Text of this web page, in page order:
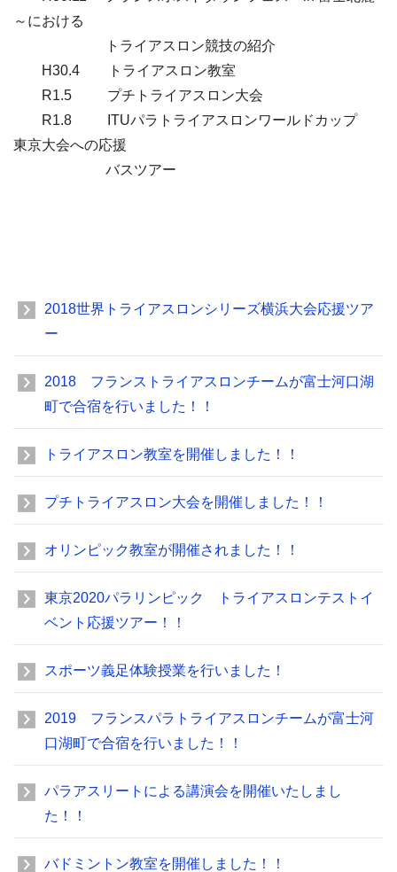
～における
トライアスロン競技の紹介
H30.4 トライアスロン教室
R1.5 プチトライアスロン大会
R1.8 ITUパラトライアスロンワールドカップ
東京大会への応援
バスツアー
2018世界トライアスロンシリーズ横浜大会応援ツア
ー
2018 フランストライアスロンチームが富士河口湖
町で合宿を行いました！！
トライアスロン教室を開催しました！！
プチトライアスロン大会を開催しました！！
オリンピック教室が開催されました！！
東京2020パラリンピック トライアスロンテストイ
ベント応援ツアー！！
スポーツ義足体験授業を行いました！
2019 フランスパラトライアスロンチームが富士河
口湖町で合宿を行いました！！
パラアスリートによる講演会を開催いたしまし
た！！
バドミントン教室を開催しました！！